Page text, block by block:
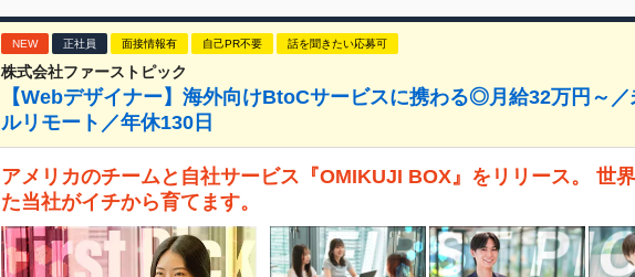
NEW 正社員 面接情報有 自己PR不要 話を聞きたい応募可
株式会社ファーストピック
【Webデザイナー】海外向けBtoCサービスに携わる◎月給32万円～
ルリモート／年休130日
アメリカのチームと自社サービス『OMIKUJI BOX』をリリース。 世
た当社がイチから育てます。